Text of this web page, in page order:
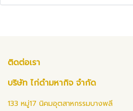
ติดต่อเรา
บริษัท ไก่ดำมหากิจ จำกัด
133 หมู่17 นิคมอุตสาหกรรมบางพลี